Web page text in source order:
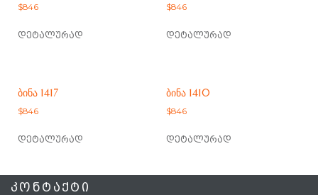
$846
დეტალურად
$846
დეტალურად
ᲑᲘᲜᲐ 1417
$846
დეტალურად
ᲑᲘᲜᲐ 1410
$846
დეტალურად
ᲙᲝᲜᲢᲐᲥᲢᲘ